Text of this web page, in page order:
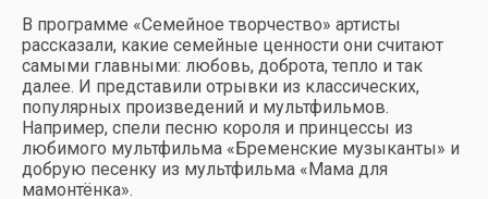
В программе «Семейное творчество» артисты
рассказали, какие семейные ценности они считают
самыми главными: любовь, доброта, тепло и так
далее. И представили отрывки из классических,
популярных произведений и мультфильмов.
Например, спели песню короля и принцессы из
любимого мультфильма «Бременские музыканты» и
добрую песенку из мультфильма «Мама для
мамонтёнка».